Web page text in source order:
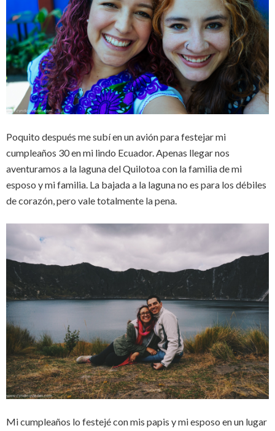
Poquito después me subí en un avión para festejar mi
cumpleaños 30 en mi lindo Ecuador. Apenas llegar nos
aventuramos a la laguna del Quilotoa con la familia de mi
esposo y mi familia. La bajada a la laguna no es para los débiles
de corazón, pero vale totalmente la pena.
Mi cumpleaños lo festejé con mis papis y mi esposo en un lugar